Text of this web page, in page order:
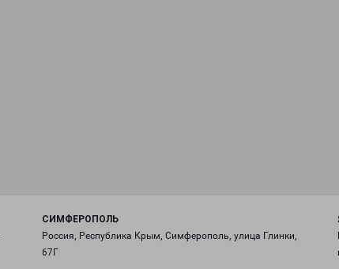
СИМФЕРОПОЛЬ
Россия, Республика Крым, Симферополь, улица Глинки,
67Г